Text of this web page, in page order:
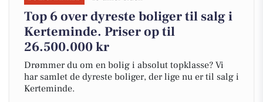
Top 6 over dyreste boliger til salg i
Kerteminde. Priser op til
26.500.000 kr
Drømmer du om en bolig i absolut topklasse? Vi
har samlet de dyreste boliger, der lige nu er til salg i
Kerteminde.